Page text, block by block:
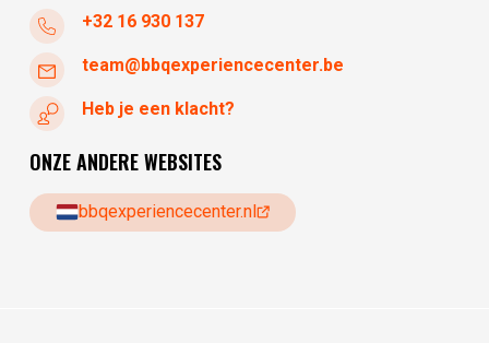
+32 16 930 137
team@bbqexperiencecenter.be
Heb je een klacht?
ONZE ANDERE WEBSITES
bbqexperiencecenter.nl